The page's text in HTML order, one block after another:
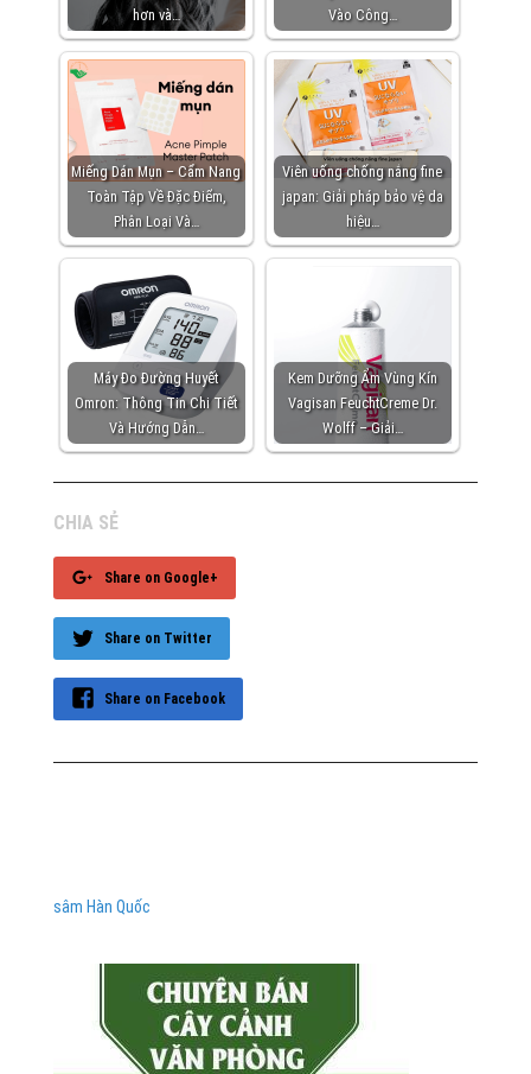
hơn và…
Vào Công…
Miếng Dán Mụn – Cẩm Nang
Toàn Tập Về Đặc Điểm,
Phân Loại Và…
Viên uống chống nắng fine
japan: Giải pháp bảo vệ da
hiệu…
Máy Đo Đường Huyết
Omron: Thông Tin Chi Tiết
Và Hướng Dẫn…
Kem Dưỡng Ẩm Vùng Kín
Vagisan FeuchtCreme Dr.
Wolff – Giải…
CHIA SẺ
Share on Google+
Share on Twitter
Share on Facebook
sâm Hàn Quốc